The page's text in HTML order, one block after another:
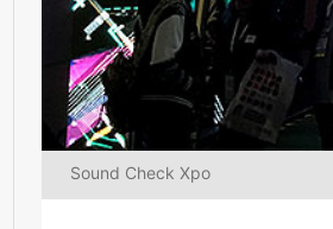
Sound Check Xpo